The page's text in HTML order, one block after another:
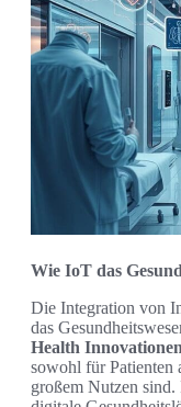
Wie IoT das
Die Integration von
das
Health Innovationen
sowohl für Patienten
großem Nutzen